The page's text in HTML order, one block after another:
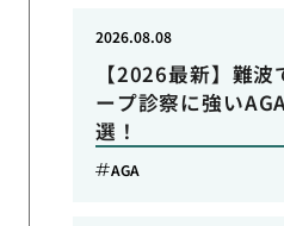
【2026最新】難
ープ診察に強い
選！
2026.08.08
AGA